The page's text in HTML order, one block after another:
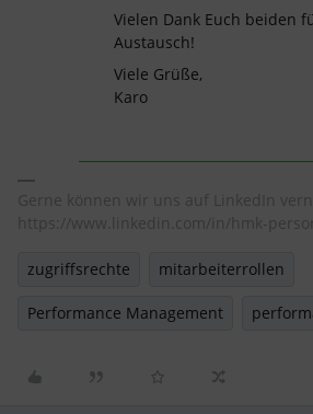
Vielen Dank Euch beiden
Austausch!
Viele Grüße,
Karo
Gerne können wir uns auf LinkedIn
https://www.linkedin.com/in/hmk-
zugriffsrechte mitarbeiterrollen
Performance Management